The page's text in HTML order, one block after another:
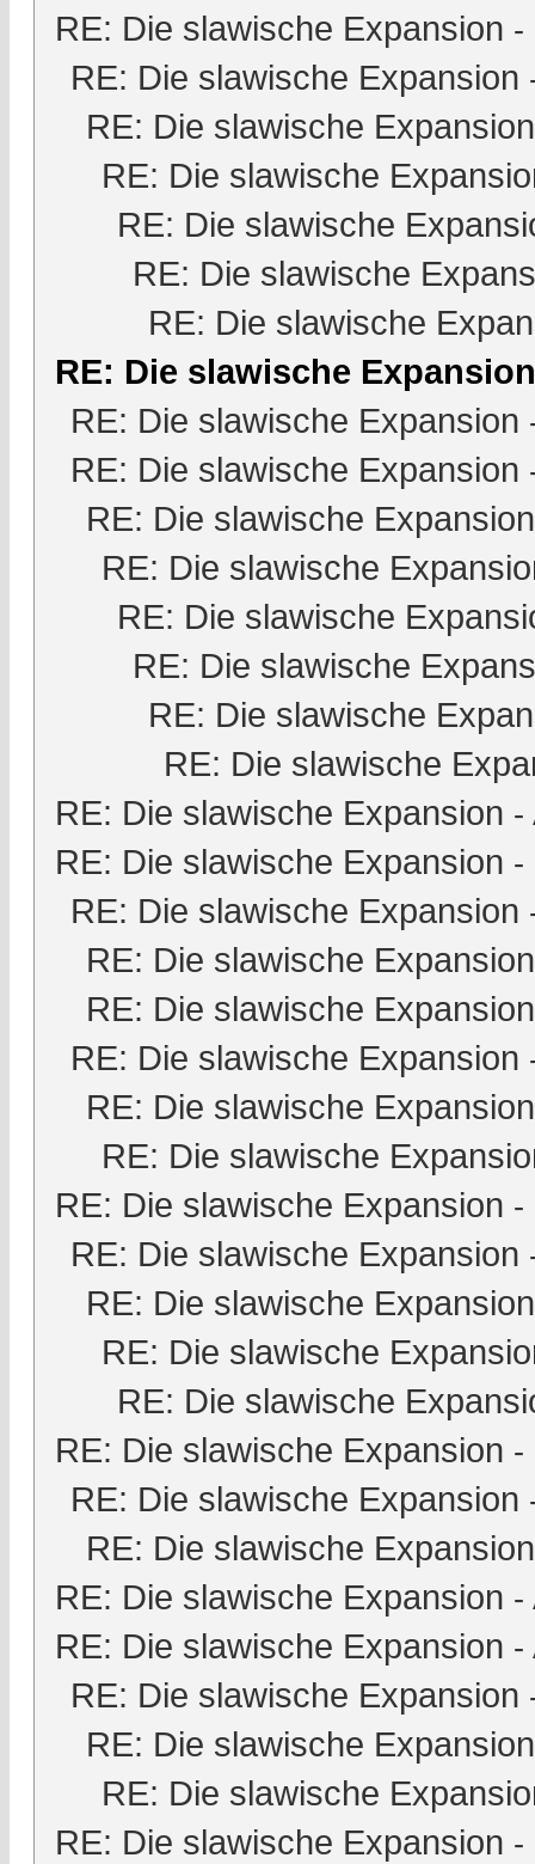
RE: Die slawische Expansion -
RE: Die slawische Expansion
RE: Die slawische Expansion
RE: Die slawische
RE: Die slawische
RE: Die slawische
RE: Die slawische
RE: Die slawische Expansion
RE: Die slawische Expansion
RE: Die slawische Expansion
RE: Die slawische Expansion
RE: Die slawische
RE: Die slawische
RE: Die slawische
RE: Die slawische
RE: Die slawische
RE: Die slawische Expansion -
RE: Die slawische Expansion -
RE: Die slawische Expansion
RE: Die slawische Expansion
RE: Die slawische Expansion
RE: Die slawische Expansion
RE: Die slawische Expansion
RE: Die slawische
RE: Die slawische Expansion -
RE: Die slawische Expansion
RE: Die slawische Expansion
RE: Die slawische
RE: Die slawische
RE: Die slawische Expansion -
RE: Die slawische Expansion
RE: Die slawische Expansion
RE: Die slawische Expansion -
RE: Die slawische Expansion -
RE: Die slawische Expansion
RE: Die slawische Expansion
RE: Die slawische
RE: Die slawische Expansion -